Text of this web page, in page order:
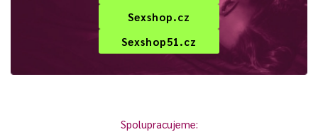
Sexshop.cz
Sexshop51.cz
Spolupracujeme: